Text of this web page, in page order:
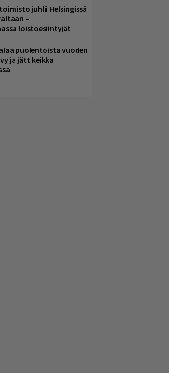
juhlii Helsingissä
–
loistoesiintyjät
puolentoista vuoden
ja jättikeikka